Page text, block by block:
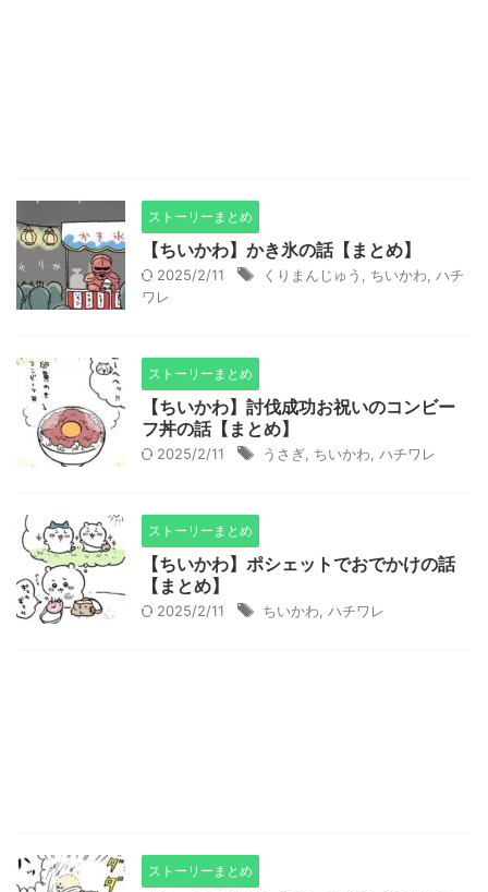
ストーリーまとめ
【ちいかわ】かき氷の話【まとめ】
2025/2/11 くりまんじゅう ちいかわ ハチ
ワレ
ストーリーまとめ
【ちいかわ】討伐成功お祝いのコンビー
フ丼の話【まとめ】
2025/2/11 うさぎ ちいかわ ハチワレ
ストーリーまとめ
【ちいかわ】ポシェットでおでかけの話
【まとめ】
2025/2/11 ちいかわ ハチワレ
ストーリーまとめ